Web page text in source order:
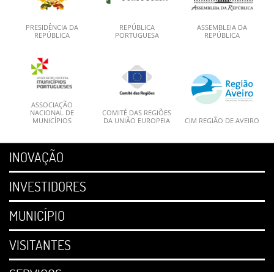
PRESIDÊNCIA DA
REPÚBLICA
REPÚBLICA
PORTUGUESA
ASSEMBLEIA DA
REPÚBLICA
ASSOCIAÇÃO
NACIONAL DE
MUNICÍPIOS
COMITÉ DAS REGIÕES
DA UNIÃO EUROPEIA
CIM REGIÃO DE AVEIRO
INOVAÇÃO
INVESTIDORES
MUNICÍPIO
VISITANTES